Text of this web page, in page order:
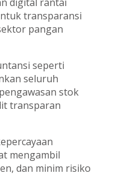
transparansi
pangan
seperti
seluruh
stok
transparan
mengambil
dan minim risiko